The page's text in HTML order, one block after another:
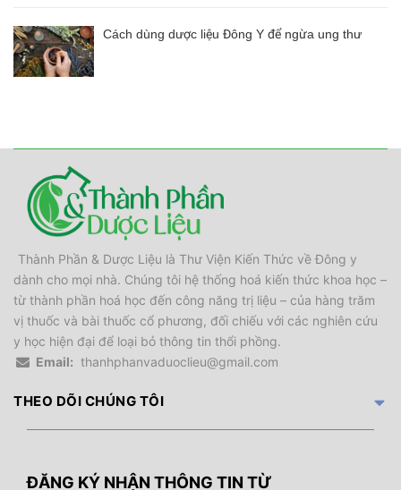
Cách dùng dược liệu Đông Y để ngừa ung thư
Thành Phần & Dược Liệu là Thư Viện Kiến Thức về Đông y
dành cho mọi nhà. Chúng tôi hệ thống hoá kiến thức khoa học –
từ thành phần hoá học đến công năng trị liệu – của hàng trăm
vị thuốc và bài thuốc cổ phương, đối chiếu với các nghiên cứu
y học hiện đại để loại bỏ thông tin thổi phồng.
Email: thanhphanvaduoclieu@gmail.com
THEO DÕI CHÚNG TÔI
ĐĂNG KÝ NHẬN THÔNG TIN TỪ